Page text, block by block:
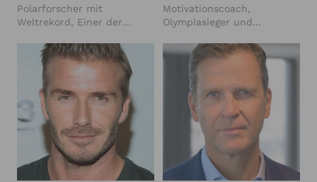
Polarforscher mit
Weltrekord, Einer der
Großbritanniens
Motivationscoach,
Olympiasieger und
Gesundheitsexperte